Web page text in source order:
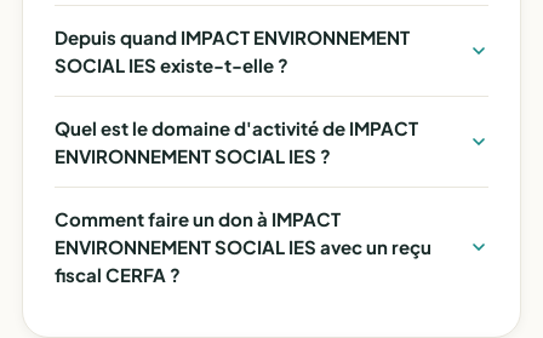
Depuis quand IMPACT ENVIRONNEMENT
SOCIAL IES existe-t-elle ?
Quel est le domaine d'activité de IMPACT
ENVIRONNEMENT SOCIAL IES ?
Comment faire un don à IMPACT
ENVIRONNEMENT SOCIAL IES avec un reçu
fiscal CERFA ?